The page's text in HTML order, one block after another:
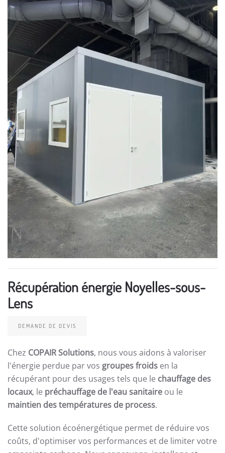
Récupération énergie Noyelles-sous-
Lens
DEMANDE DE DEVIS
Chez COPAIR Solutions, nous vous aidons à valoriser
l'énergie perdue par vos groupes froids en la
récupérant pour des usages tels que le chauffage des
locaux, le préchauffage de l'eau sanitaire ou le
maintien des températures de process.
Cette solution écoénergétique permet de réduire vos
coûts, d'optimiser vos performances et de limiter votre